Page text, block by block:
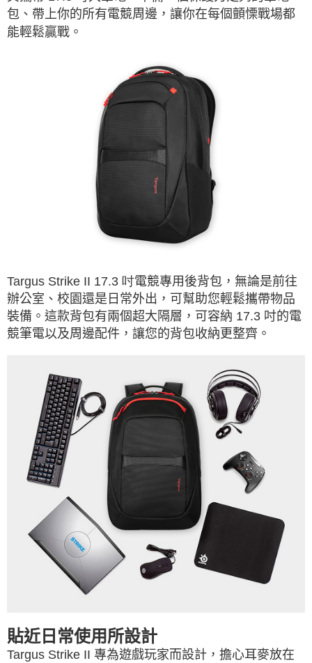
包、帶上你的所有電競周邊，讓你在每個顫慄戰場都
能輕鬆贏戰。
Targus Strike II 17.3 吋電競專用後背包，無論是前往
辦公室、校園還是日常外出，可幫助您輕鬆攜帶物品
裝備。這款背包有兩個超大隔層，可容納 17.3 吋的電
競筆電以及周邊配件，讓您的背包收納更整齊。
貼近日常使用所設計
Targus Strike II 專為遊戲玩家而設計，擔心耳麥放在